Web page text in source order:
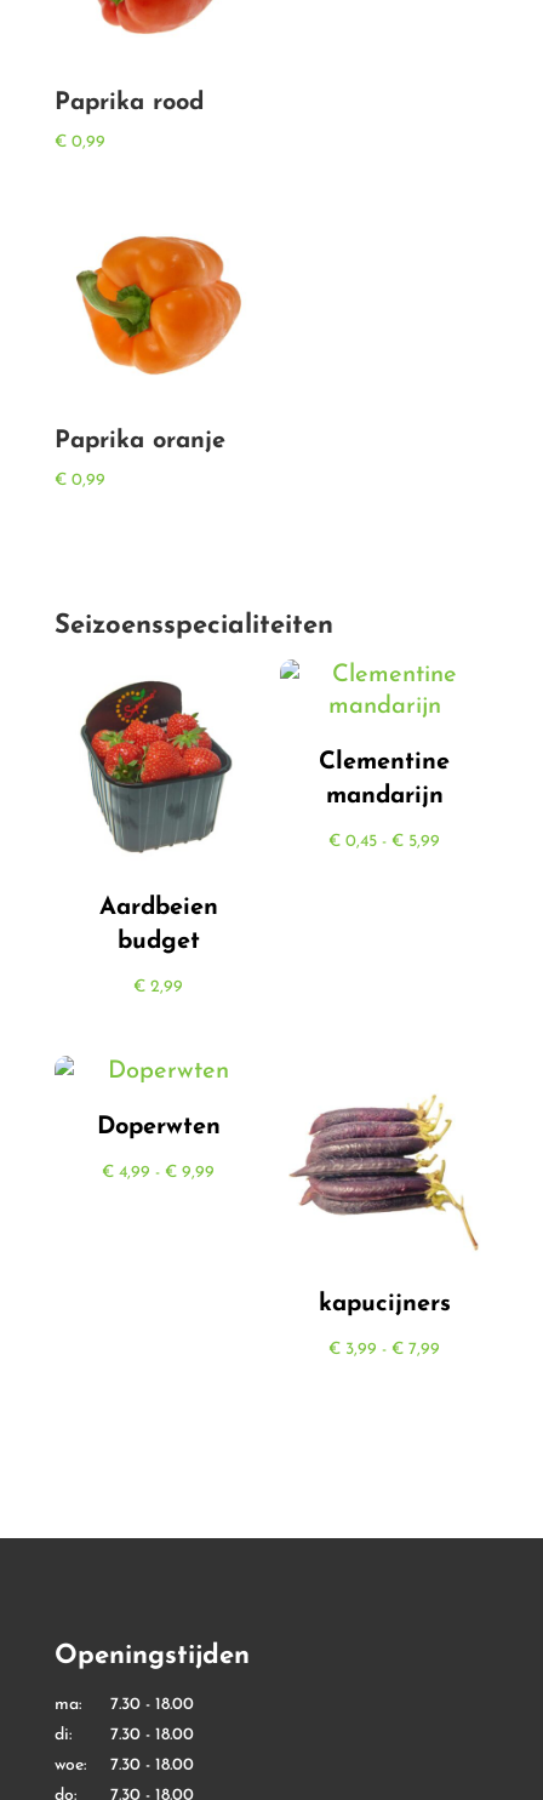
Paprika rood
€0,99
Paprika oranje
€0,99
Seizoensspecialiteiten
Aardbeien
budget
€ 2,99
Clementine
mandarijn
€ 0,45 - € 5,99
Doperwten
€ 4,99 - € 9,99 Prijsklasse:
kapucijners
€ 3,99 - € 7,99
Openingstijden
ma: 7.30 - 18.00
di: 7.30 - 18.00
woe: 7.30 - 18.00
do: 7.30 - 18.00